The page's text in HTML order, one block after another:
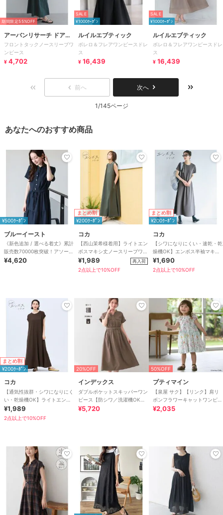
期間限定55%OFF
アーバンリサーチ ドアー
ズ
フロントタックノースリーブワ
ンピース
¥ 4,702
SALE
¥1000ｸｰﾎﾟﾝ
ルイルエブティック
ボレロ＆フレアワンピースドレ
ス
¥ 16,439
SALE
¥1000ｸｰﾎﾟﾝ
ルイルエブティック
ボレロ＆フレアワンピースドレ
ス
¥ 16,439
前へ 次へ
1/145ページ
あなたへのおすすめ商品
¥500ｸｰﾎﾟﾝ
ブルーイースト
《新色追加 / 選べる着丈》累計
販売数70000枚突破！アソート
柄ワンピース
¥4,620
まとめ割
¥200ｸｰﾎﾟﾝ
コカ
【西山茉希様着用】ライトエン
ボスマキシ丈ノースリーブワン
ピース 全4色 / シワになりにく
い・速乾
¥1,989 再入荷
2点以上で10%OFF
まとめ割
¥200ｸｰﾎﾟﾝ
コカ
【シワになりにくい・速乾・乾
燥機OK】エンボス半袖マキシ
ワンピース 全4色
¥1,690
2点以上で10%OFF
まとめ割
¥200ｸｰﾎﾟﾝ
コカ
【通気性抜群・シワになりにく
い・乾燥機OK】ライトエンボ
スマキシロールアップワンピー
ス 全3色
¥1,989
2点以上で10%OFF
20%OFF
インデックス
ダブルポケットスキッパーワン
ピース【防シワ／洗濯機OK】
《XS～3L／6col》
¥5,720
50%OFF
プティマイン
【泉屋 サク】【リンク】肩リ
ボンフラワーキャットワンピー
ス
¥2,035